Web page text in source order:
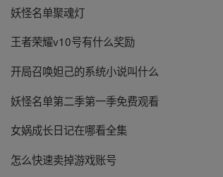
妖怪名单聚魂灯
王者荣耀v10号有什么奖励
开局召唤妲己的系统小说叫什么
妖怪名单第二季第一季免费观看
女娲成长日记在哪看全集
怎么快速卖掉游戏账号